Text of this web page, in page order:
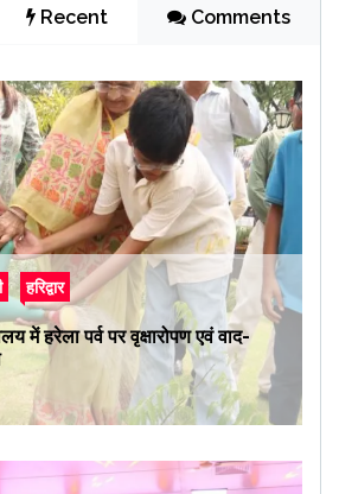
Recent Comments
हरिद्वार
में हरेला पर्व पर वृक्षारोपण एवं वाद-